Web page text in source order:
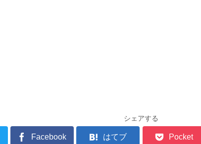
シェアする
Facebook はてブ Pocket